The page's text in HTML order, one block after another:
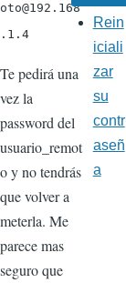
oto@192.168
.1.4
Te pedirá una
vez la
password del
usuario_remot
o y no tendrás
que volver a
meterla. Me
parece mas
seguro que
Rein
iciali
zar
su
contr
aseñ
a